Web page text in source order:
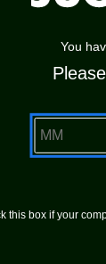
Vaihe
Siivilöi coupe-
1900-
You
MM
this box if your